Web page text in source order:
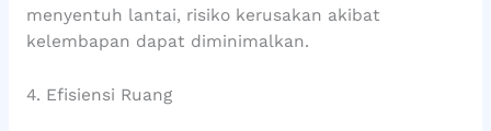
menyentuh lantai, risiko kerusakan akibat
kelembapan dapat diminimalkan.
4. Efisiensi Ruang